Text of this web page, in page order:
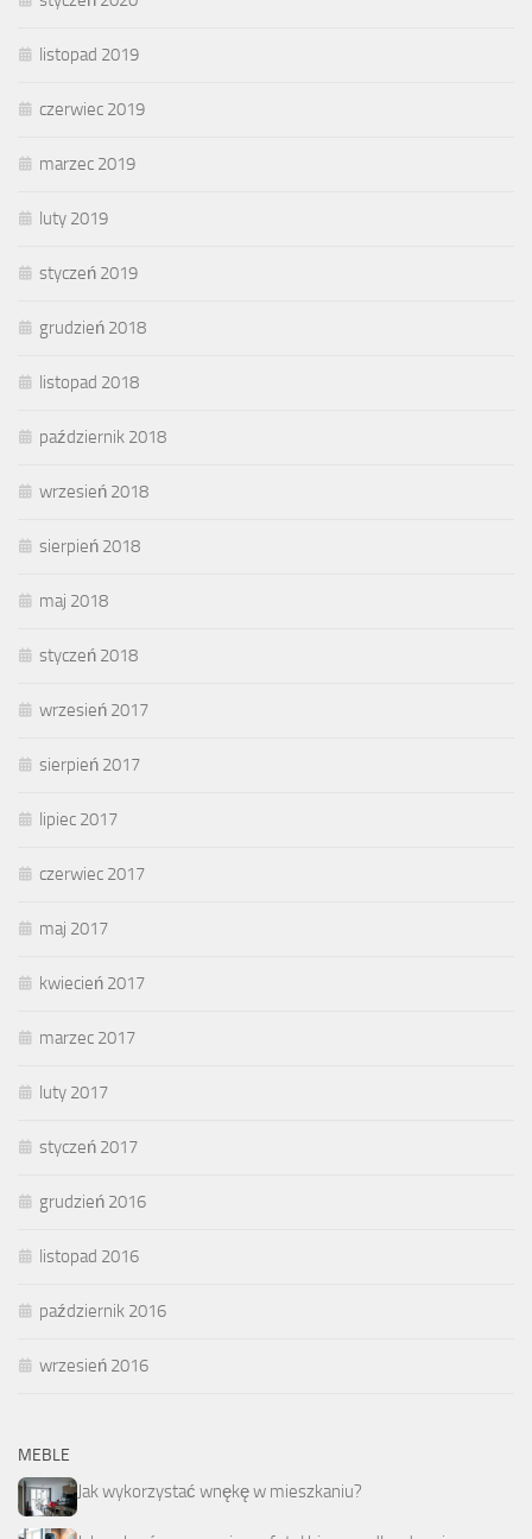
listopad 2019
czerwiec 2019
marzec 2019
luty 2019
styczeń 2019
grudzień 2018
listopad 2018
październik 2018
wrzesień 2018
sierpień 2018
maj 2018
styczeń 2018
wrzesień 2017
sierpień 2017
lipiec 2017
czerwiec 2017
maj 2017
kwiecień 2017
marzec 2017
luty 2017
styczeń 2017
grudzień 2016
listopad 2016
październik 2016
wrzesień 2016
MEBLE
Jak wykorzystać wnękę w mieszkaniu?